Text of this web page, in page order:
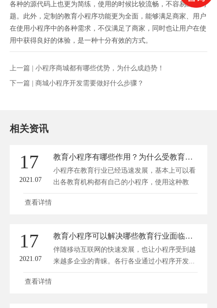
各种的源代码上也更为简练，使用的时候比较流畅，不容易出现问
题。此外，定制的教育小程序功能更为全面，能够满足商家、用户
在使用小程序中的各种需求，不仅满足了商家，同时也让用户在使
用中获得良好的体验，是一种十分有效的方式。
上一篇 | 小程序商城都有哪些优势，为什么成趋势！
下一篇 | 商城小程序开发需要做好什么步骤？
相关资讯
17
2021.07
教育小程序有哪些作用？为什么受教育机构认可？
小程序在教育行业已经迅速发展，基本上可以看
出各教育机构都有自己的小程序，使用这种教
育...
查看详情
17
2021.07
教育小程序可以解决哪些教育行业面临的问题？
伴随移动互联网的快速发展，也让小程序受到越
来越多企业的青睐。各行各业通过小程序开发...
查看详情